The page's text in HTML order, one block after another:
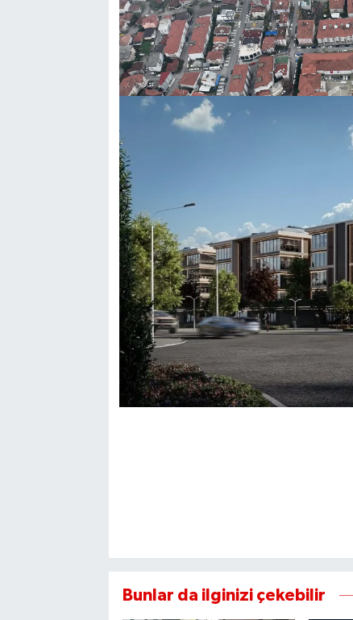
Bunlar da ilginizi çekebilir